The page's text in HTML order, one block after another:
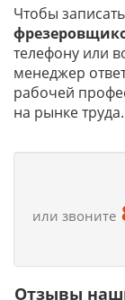
Чтобы
телефону или
менеджер
рабочей
на рынке труда.
или звоните
Отзывы